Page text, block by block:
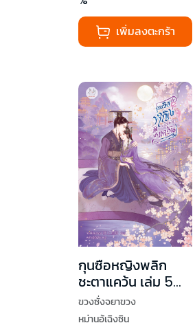
เพิ่มลงตะกร้า
กุนซือหญิงพลิก
ชะตาแคว้น เล่ม 5
(เล่มจบ)
ขวงซั่งจยาขวง
หม่านอู้เฉิงซิน